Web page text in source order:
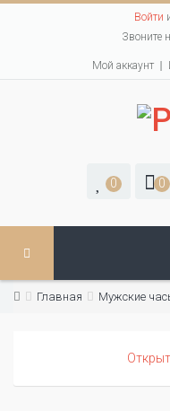
Войти
Звоните
Мой аккаунт
0 0
Главная Мужские